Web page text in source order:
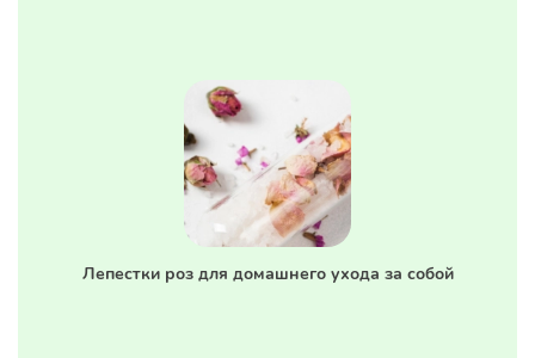
Лепестки роз для домашнего ухода за собой